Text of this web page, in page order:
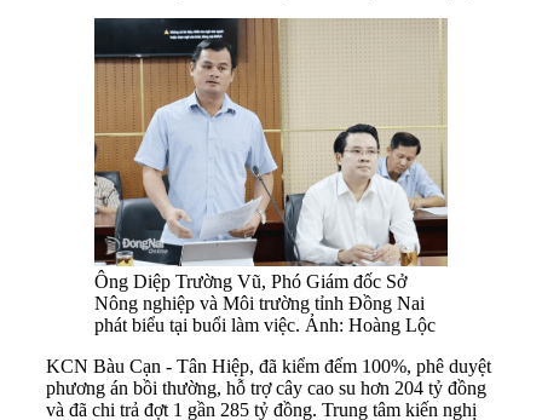
Ông Diệp Trường Vũ, Phó Giám đốc Sở
Nông nghiệp và Môi trường tỉnh Đồng Nai
phát biểu tại buổi làm việc. Ảnh: Hoàng Lộc
KCN Bàu Cạn - Tân Hiệp, đã kiểm đếm 100%, phê duyệt
phương án bồi thường, hỗ trợ cây cao su hơn 204 tỷ đồng
và đã chi trả đợt 1 gần 285 tỷ đồng. Trung tâm kiến nghị